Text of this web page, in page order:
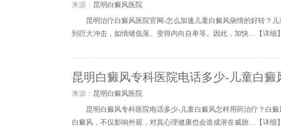
来源： 昆明白癜风医院
昆明治疗白癜风医院官网-怎么加速儿童白癜风病情的好转？
到巨大冲击，如情绪低落、变得内向自卑等。因此，加快…【详细 】
昆明白癜风专科医院电话多少-儿童白癜
来源： 昆明白癜风医院
昆明白癜风专科医院电话多少-儿童白癜风怎样用药治疗？白
白癜风，不仅影响外观，对其心理健康也会造成潜在威胁…【详细 】